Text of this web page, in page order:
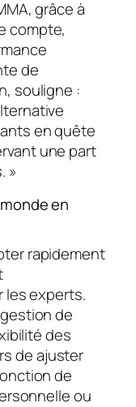
grâce à
compte,
de
souligne :
en quête
une part
»
en
rapidement
les experts.
de
des
deajuster
de
ou